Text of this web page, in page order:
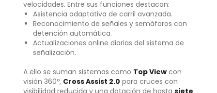
velocidades. Entre sus funciones destacan:
Asistencia adaptativa de carril avanzada.
Reconocimiento de señales y semáforos con
detención automática.
Actualizaciones online diarias del sistema de
señalización.
A ello se suman sistemas como Top View con
visión 360º, Cross Assist 2.0 para cruces con
visibilidad reducida y una dotación de hasta siete